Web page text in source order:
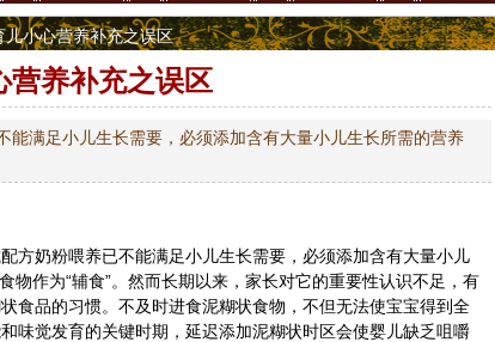
小心营养补充之误区
营养补充之误区
满足小儿生长需要，必须添加含有大量小儿生长所需的营养
方奶粉喂养已不能满足小儿生长需要，必须添加含有大量小儿
物作为“辅食”。然而长期以来，家长对它的重要性认识不足，有
食品的习惯。不及时进食泥糊状食物，不但无法使宝宝得到全
味觉发育的关键时期，延迟添加泥糊状时区会使婴儿缺乏咀嚼